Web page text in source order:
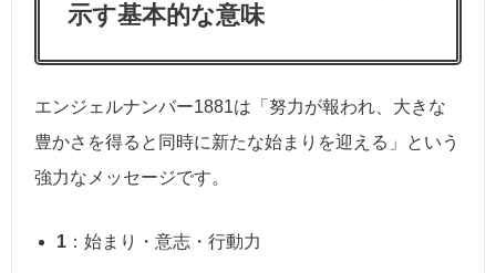
示す基本的な意味
エンジェルナンバー1881は「努力が報われ、大きな
豊かさを得ると同時に新たな始まりを迎える」という
強力なメッセージです。
1 ：始まり・意志・行動力